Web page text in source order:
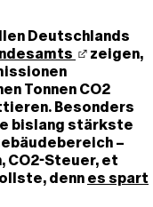
Deutschlands
zeigen,
Tonnen CO2
Besonders
bislang stärkste
–
CO2-Steuer, et
denn es spart